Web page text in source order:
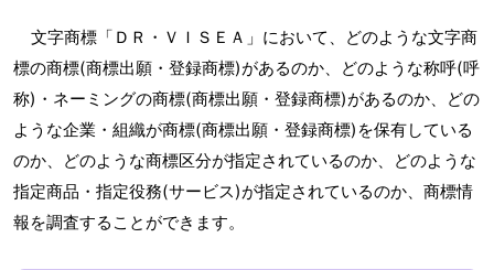
文字商標「ＤＲ・ＶＩＳＥＡ」において、どのような文字商
標の商標(商標出願・登録商標)があるのか、どのような称呼(呼
称)・ネーミングの商標(商標出願・登録商標)があるのか、どの
ような企業・組織が商標(商標出願・登録商標)を保有している
のか、どのような商標区分が指定されているのか、どのような
指定商品・指定役務(サービス)が指定されているのか、商標情
報を調査することができます。